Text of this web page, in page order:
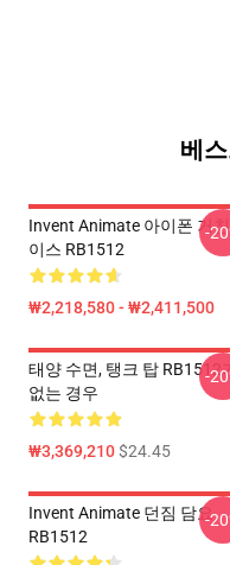
베
Invent Animate 아이폰 거
이스 RB1512
₩2,218,580 - ₩2,411,500
-
태양 수면, 탱크 탑 RB1512
없는 경우
₩3,369,210$24.45
-
Invent Animate 던짐 담요
RB1512
-